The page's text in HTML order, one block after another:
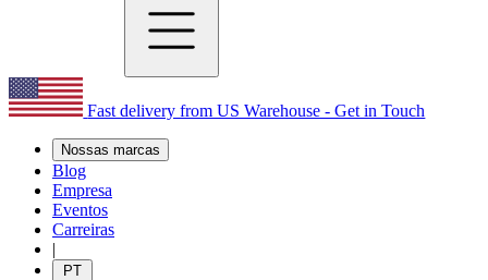
Fast delivery from US Warehouse - Get in Touch
Nossas marcas
Blog
Empresa
Eventos
Carreiras
|
PT